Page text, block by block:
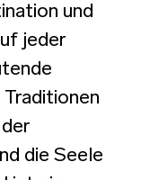
und
jeder
die Seele